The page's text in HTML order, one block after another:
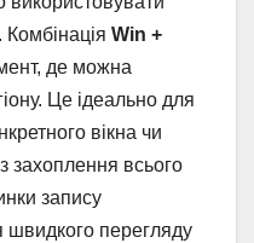
. Комбінація Win +
де можна
Це ідеально для
вікна чи
захоплення всього
запису
швидкого перегляду